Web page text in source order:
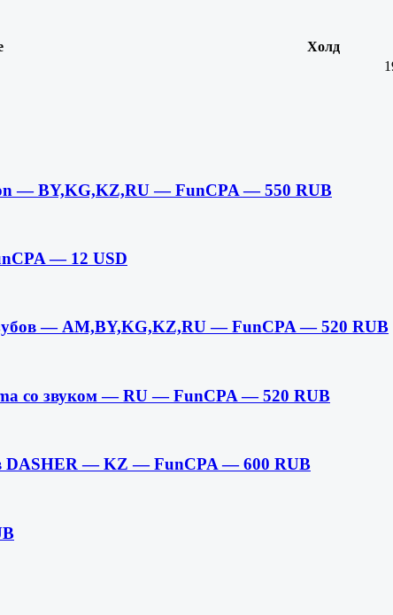
Холд
— BY,KG,KZ,RU — FunCPA — 550 RUB
— 12 USD
— AM,BY,KG,KZ,RU — FunCPA — 520 RUB
со звуком — RU — FunCPA — 520 RUB
DASHER — KZ — FunCPA — 600 RUB